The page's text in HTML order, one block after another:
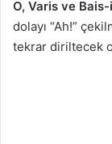
O, Varis ve
dolayı “Ah!”
tekrar diriltecek